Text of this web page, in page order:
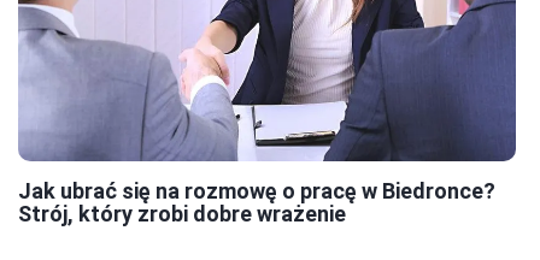
Jak ubrać się na rozmowę o pracę w Biedronce?
Strój, który zrobi dobre wrażenie